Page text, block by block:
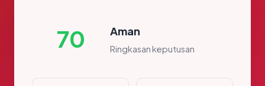
70 Aman
Ringkasan keputusan